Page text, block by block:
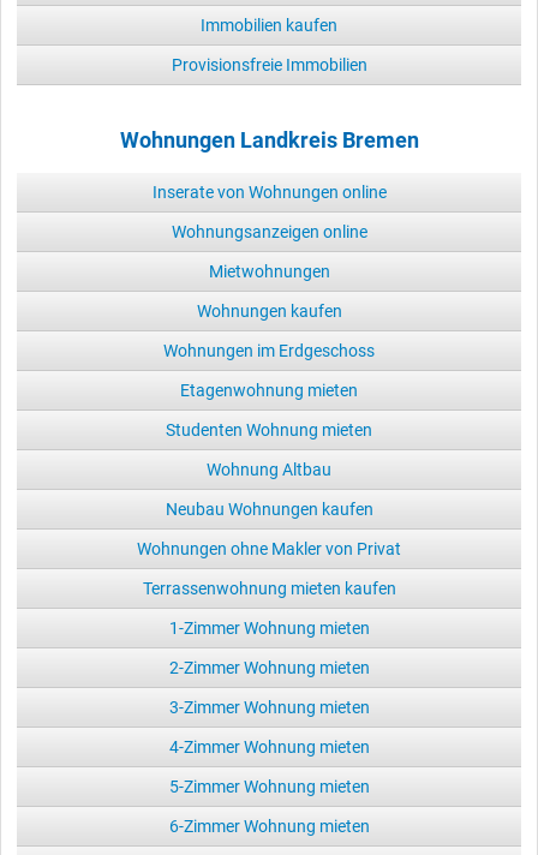
Immobilien kaufen
Provisionsfreie Immobilien
Wohnungen Landkreis Bremen
Inserate von Wohnungen online
Wohnungsanzeigen online
Mietwohnungen
Wohnungen kaufen
Wohnungen im Erdgeschoss
Etagenwohnung mieten
Studenten Wohnung mieten
Wohnung Altbau
Neubau Wohnungen kaufen
Wohnungen ohne Makler von Privat
Terrassenwohnung mieten kaufen
1-Zimmer Wohnung mieten
2-Zimmer Wohnung mieten
3-Zimmer Wohnung mieten
4-Zimmer Wohnung mieten
5-Zimmer Wohnung mieten
6-Zimmer Wohnung mieten